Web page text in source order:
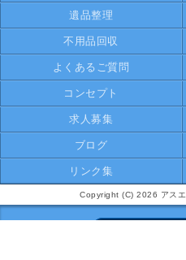
遺品整理
不用品回収
よくあるご質問
コンセプト
求人募集
ブログ
リンク集
Copyright (C) 2026 アス